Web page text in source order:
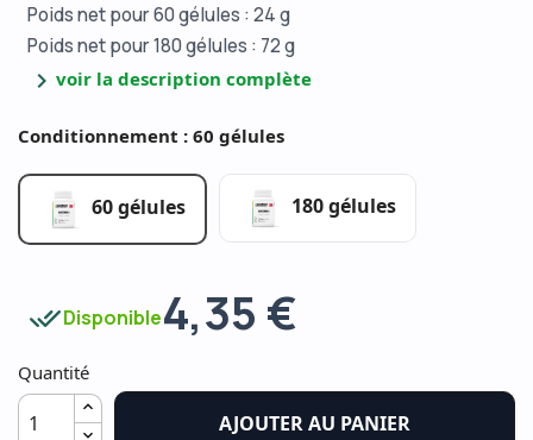
Poids net pour 60 gélules : 24 g
Poids net pour 180 gélules : 72 g
chevron_right voir la description complète
Conditionnement : 60 gélules
60 gélules 180 gélules
done_allDisponible4,35 €
Quantité
AJOUTER AU PANIER